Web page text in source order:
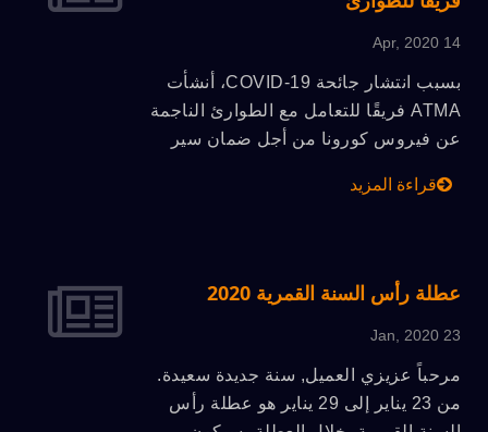
الشركات، وخلق رؤية أوسع لتراكم
الأساس الأعمال الحالي لتحقيق تطور أكثر
14 Apr, 2020
بسبب انتشار جائحة COVID-19، أنشأت
ATMA فريقًا للتعامل مع الطوارئ الناجمة
عن فيروس كورونا من أجل ضمان سير
والاهتمام بتقديم خدمة فعالة للعملاء
نقطة ضعف في الوقاية من الوباء.
قراءة المزيد
عطلة رأس السنة القمرية 2020
23 Jan, 2020
مرحباً عزيزي العميل, سنة جديدة سعيدة.
من 23 يناير إلى 29 يناير هو عطلة رأس